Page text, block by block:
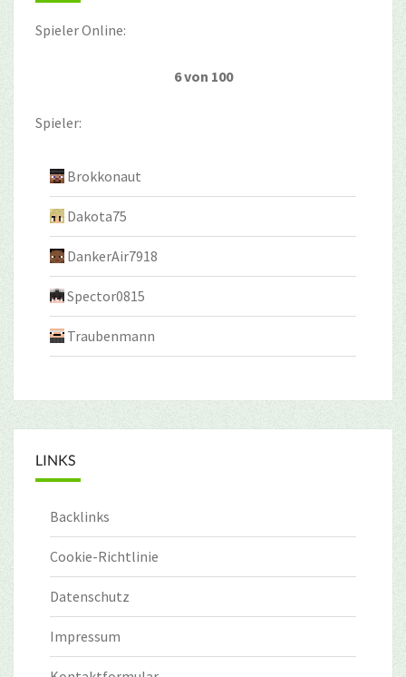
Spieler Online:
6 von 100
Spieler:
Brokkonaut
Dakota75
DankerAir7918
Spector0815
Traubenmann
LINKS
Backlinks
Cookie-Richtlinie
Datenschutz
Impressum